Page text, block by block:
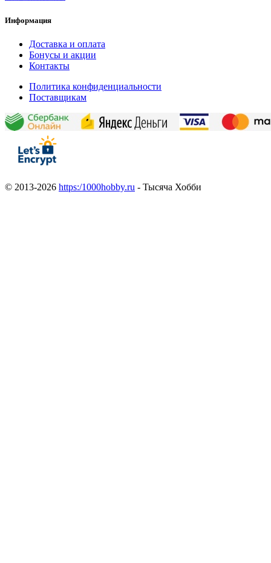
Информация
Доставка и оплата
Бонусы и акции
Контакты
Политика конфиденциальности
Поставщикам
© 2013-2026 https:/1000hobby.ru - Тысяча Хобби